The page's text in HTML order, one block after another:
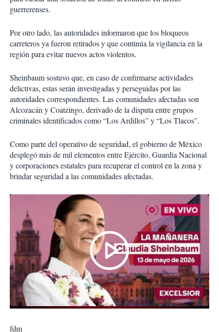
guerrerenses.
Por otro lado, las autoridades informaron que los bloqueos
carreteros ya fueron retirados y que continúa la vigilancia en la
región para evitar nuevos actos violentos.
Sheinbaum sostuvo que, en caso de confirmarse actividades
delictivas, estas serán investigadas y perseguidas por las
autoridades correspondientes. Las comunidades afectadas son
Alcozacán y Coatzingo, derivado de la disputa entre grupos
criminales identificados como “Los Ardillos” y “Los Tlacos”.
Como parte del operativo de seguridad, el gobierno de México
desplegó más de mil elementos entre Ejército, Guardia Nacional
y corporaciones estatales para recuperar el control en la zona y
brindar seguridad a las comunidades afectadas.
fdm